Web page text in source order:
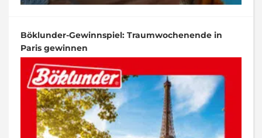
Böklunder-Gewinnspiel: Traumwochenende in
Paris gewinnen